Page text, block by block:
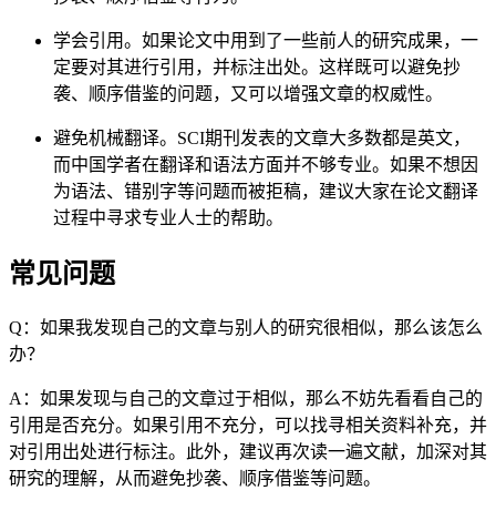
学会引用。如果论文中用到了一些前人的研究成果，一
定要对其进行引用，并标注出处。这样既可以避免抄
袭、顺序借鉴的问题，又可以增强文章的权威性。
避免机械翻译。SCI期刊发表的文章大多数都是英文，
而中国学者在翻译和语法方面并不够专业。如果不想因
为语法、错别字等问题而被拒稿，建议大家在论文翻译
过程中寻求专业人士的帮助。
常见问题
Q：如果我发现自己的文章与别人的研究很相似，那么该怎么
办？
A：如果发现与自己的文章过于相似，那么不妨先看看自己的
引用是否充分。如果引用不充分，可以找寻相关资料补充，并
对引用出处进行标注。此外，建议再次读一遍文献，加深对其
研究的理解，从而避免抄袭、顺序借鉴等问题。